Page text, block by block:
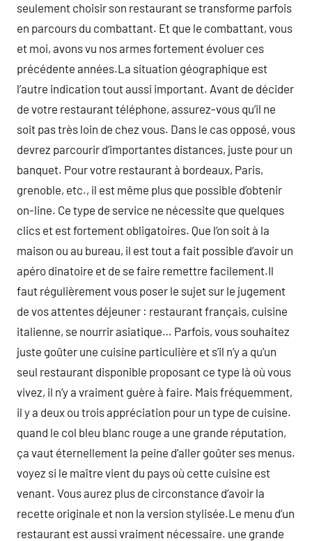
seulement choisir son restaurant se transforme parfois
en parcours du combattant. Et que le combattant, vous
et moi, avons vu nos armes fortement évoluer ces
précédente années.La situation géographique est
l’autre indication tout aussi important. Avant de décider
de votre restaurant téléphone, assurez-vous qu’il ne
soit pas très loin de chez vous. Dans le cas opposé, vous
devrez parcourir d’importantes distances, juste pour un
banquet. Pour votre restaurant à bordeaux, Paris,
grenoble, etc., il est même plus que possible d’obtenir
on-line. Ce type de service ne nécessite que quelques
clics et est fortement obligatoires. Que l’on soit à la
maison ou au bureau, il est tout a fait possible d’avoir un
apéro dinatoire et de se faire remettre facilement.Il
faut régulièrement vous poser le sujet sur le jugement
de vos attentes déjeuner : restaurant français, cuisine
italienne, se nourrir asiatique… Parfois, vous souhaitez
juste goûter une cuisine particulière et s’il n’y a qu’un
seul restaurant disponible proposant ce type là où vous
vivez, il n’y a vraiment guère à faire. Mais fréquemment,
il y a deux ou trois appréciation pour un type de cuisine.
quand le col bleu blanc rouge a une grande réputation,
ça vaut éternellement la peine d’aller goûter ses menus.
voyez si le maître vient du pays où cette cuisine est
venant. Vous aurez plus de circonstance d’avoir la
recette originale et non la version stylisée.Le menu d’un
restaurant est aussi vraiment nécessaire. une grande